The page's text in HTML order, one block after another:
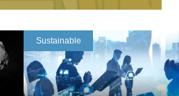
Sustainable